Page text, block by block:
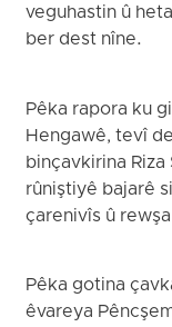
veguhastin û
ber dest nîne.
Pêka rapora ku
Hengawê, tevî
binçavkirina
rûniştiyê bajarê
çarenivîs û
Pêka gotina
êvareya